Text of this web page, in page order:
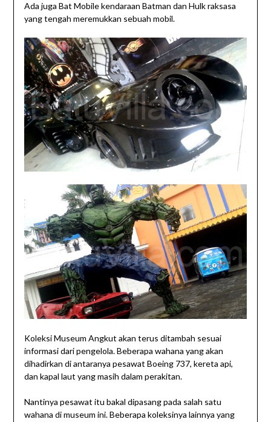
Ada juga Bat Mobile kendaraan Batman dan Hulk raksasa
yang tengah meremukkan sebuah mobil.
Koleksi Museum Angkut akan terus ditambah sesuai
informasi dari pengelola. Beberapa wahana yang akan
dihadirkan di antaranya pesawat Boeing 737, kereta api,
dan kapal laut yang masih dalam perakitan.
Nantinya pesawat itu bakal dipasang pada salah satu
wahana di museum ini. Beberapa koleksinya lainnya yang